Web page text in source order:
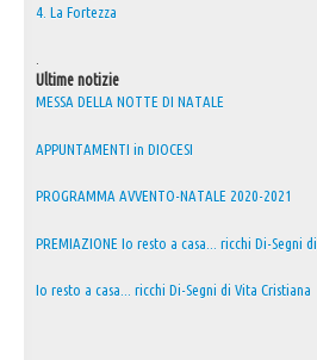
4. La Fortezza
Ultime notizie
MESSA DELLA NOTTE DI NATALE
APPUNTAMENTI in DIOCESI
PROGRAMMA AVVENTO-NATALE 2020-2021
PREMIAZIONE Io resto a casa... ricchi Di-Segni
Io resto a casa... ricchi Di-Segni di Vita Cristiana